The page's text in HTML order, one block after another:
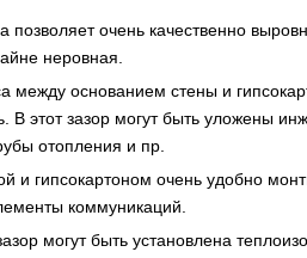
позволяет очень качественно
неровная.
между основанием стены и
В этот зазор могут быть уложены
отопления и пр.
и гипсокартоном очень удобно
коммуникаций.
могут быть установлена